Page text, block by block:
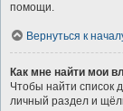
помощи.
Вернуться к
Как мне найти мои
Чтобы найти список
личный раздел и